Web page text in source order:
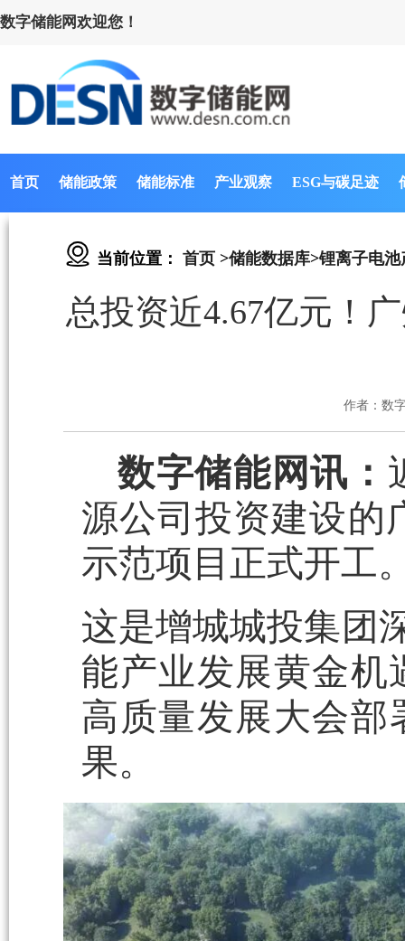
数字储能网欢迎您！
首页 储能政策 储能标准 产业观察 ESG与碳足迹
当前位置： 首页 >储能数据库>锂离子电
总投资近4.67亿元！
作者：数
数字储能网讯：
源公司投资建设的
示范项目正式开工
这是增城城投集团
能产业发展黄金机
高质量发展大会部
果。